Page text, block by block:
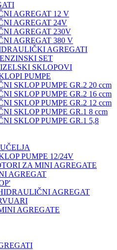
AGREGAT 12 V
AGREGAT 24V
AGREGAT 230V
AGREGAT 380 V
AGREGATI
SET
SKLOPOVI
PUMPE
SKLOP PUMPE GR.2 20 ccm
SKLOP PUMPE GR.2 16 ccm
SKLOP PUMPE GR.2 12 ccm
SKLOP PUMPE GR.1 8 ccm
SKLOP PUMPE GR.1 5,8
PUMPE 12/24V
ZA MINI AGREGATE
AGREGAT
AGREGAT
AGREGATE